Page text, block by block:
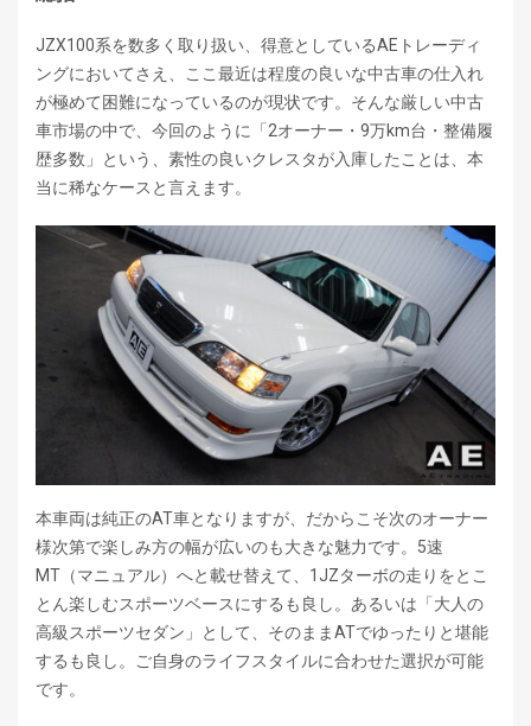
JZX100系を数多く取り扱い、得意としているAEトレーディ
ングにおいてさえ、ここ最近は程度の良いな中古車の仕入れ
が極めて困難になっているのが現状です。そんな厳しい中古
車市場の中で、今回のように「2オーナー・9万km台・整備履
歴多数」という、素性の良いクレスタが入庫したことは、本
当に稀なケースと言えます。
本車両は純正のAT車となりますが、だからこそ次のオーナー
様次第で楽しみ方の幅が広いのも大きな魅力です。5速
MT（マニュアル）へと載せ替えて、1JZターボの走りをとこ
とん楽しむスポーツベースにするも良し。あるいは「大人の
高級スポーツセダン」として、そのままATでゆったりと堪能
するも良し。ご自身のライフスタイルに合わせた選択が可能
です。